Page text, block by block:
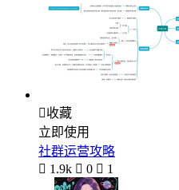
收藏
立即使用
社群运营攻略
 1.9k  0  1